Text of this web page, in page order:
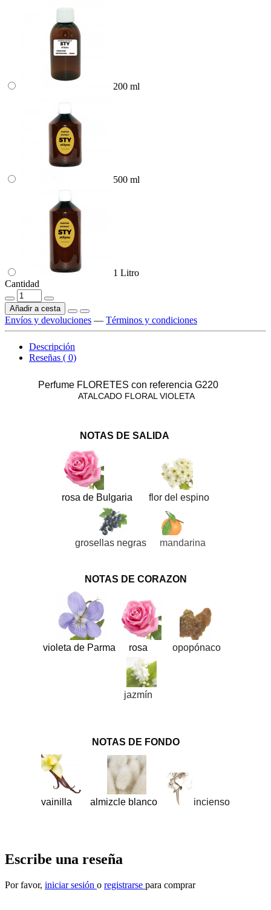
200 ml
500 ml
1 Litro
Cantidad
Añadir a cesta
Envíos y devoluciones — Términos y condiciones
Descripción
Reseñas ( 0)
Perfume FLORETES con referencia G220
ATALCADO FLORAL VIOLETA
NOTAS DE SALIDA
rosa de Bulgaria flor del espino
grosellas negras mandarina
NOTAS DE CORAZON
violeta de Parma rosa opopónaco
jazmín
NOTAS DE FONDO
vainilla almizcle blanco incienso
Escribe una reseña
Por favor, iniciar sesión o registrarse para comprar